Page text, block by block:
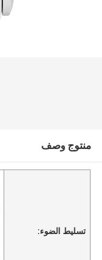
منتوج وصف
تسليط الضوء: